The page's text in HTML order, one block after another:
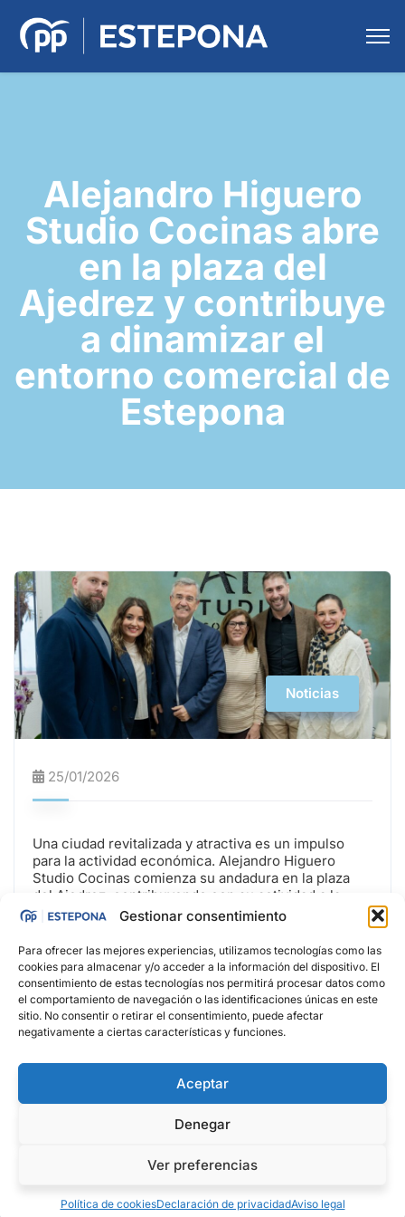
Gestionar consentimiento
Para ofrecer las mejores experiencias, utilizamos tecnologías como las
cookies para almacenar y/o acceder a la información del dispositivo. El
consentimiento de estas tecnologías nos permitirá procesar datos como
el comportamiento de navegación o las identificaciones únicas en este
sitio. No consentir o retirar el consentimiento, puede afectar
negativamente a ciertas características y funciones.
Aceptar
Denegar
Ver preferencias
Política de cookiesDeclaración de privacidadAviso legal
Alejandro Higuero
Studio Cocinas abre
en la plaza del
Ajedrez y contribuye
a dinamizar el
entorno comercial de
Estepona
Noticias
25/01/2026
Una ciudad revitalizada y atractiva es un impulso
para la actividad económica. Alejandro Higuero
Studio Cocinas comienza su andadura en la plaza
del Ajedrez, contribuyendo con su actividad a la
dinamización de todo este entorno. Les deseo todo
© 2025 Ayuntamiento de
Declaración de privacidad